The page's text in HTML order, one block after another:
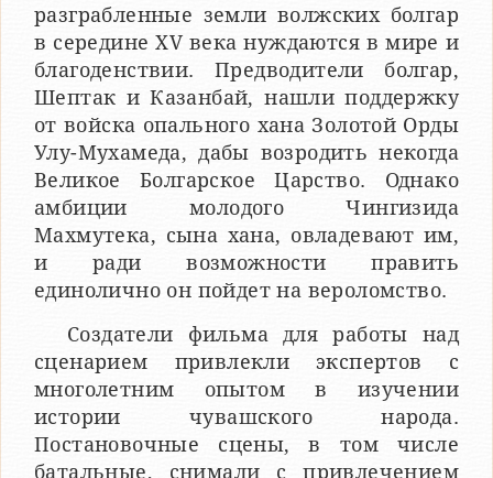
разграбленные земли волжских болгар
в середине XV века нуждаются в мире и
благоденствии. Предводители болгар,
Шептак и Казанбай, нашли поддержку
от войска опального хана Золотой Орды
Улу-Мухамеда, дабы возродить некогда
Великое Болгарское Царство. Однако
амбиции молодого Чингизида
Махмутека, сына хана, овладевают им,
и ради возможности править
единолично он пойдет на вероломство.
Создатели фильма для работы над
сценарием привлекли экспертов с
многолетним опытом в изучении
истории чувашского народа.
Постановочные сцены, в том числе
батальные, снимали с привлечением